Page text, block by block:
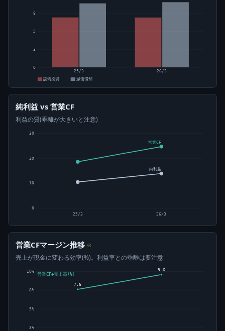
0
3
5
8
25/3
26/3
設備投資
減価償却
純利益 vs 営業CF
利益の質(乖離が大きいと注意)
0
10
20
30
営業CF
純利益
25/3 26/3
営業CFマージン推移 ⊙
売上が現金に変わる効率(%)。利益率との乖離は要注意
3%
5%
8%
10%
7.6
9.6
営業CF÷売上高(%)